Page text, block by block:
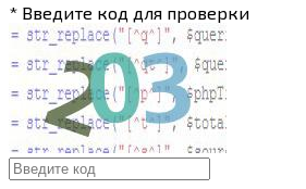
* Введите код для проверки